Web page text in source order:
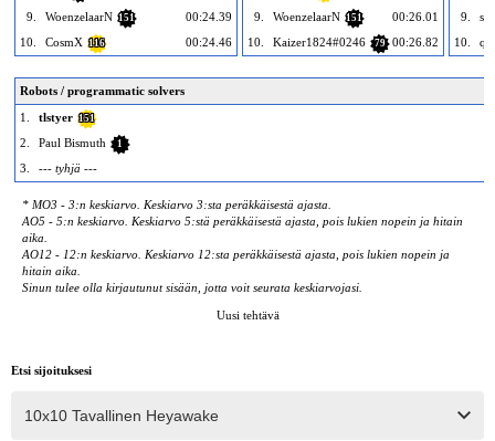
9.
WoenzelaarN 151
00:24.39
10.
CosmX 116 00:24.46
9.
WoenzelaarN 151
00:26.01
10.
Kaizer1824#0246 79 00:26.82
9.
10.
Robots / programmatic solvers
1.
tlstyer 151
2. Paul Bismuth 1
3. --- tyhjä ---
* MO3 - 3:n keskiarvo. Keskiarvo 3:sta peräkkäisestä ajasta.
AO5 - 5:n keskiarvo. Keskiarvo 5:stä peräkkäisestä ajasta, pois lukien nopein ja hitain
aika.
AO12 - 12:n keskiarvo. Keskiarvo 12:sta peräkkäisestä ajasta, pois lukien nopein ja
hitain aika.
Sinun tulee olla kirjautunut sisään, jotta voit seurata keskiarvojasi.
Uusi tehtävä
Etsi sijoituksesi